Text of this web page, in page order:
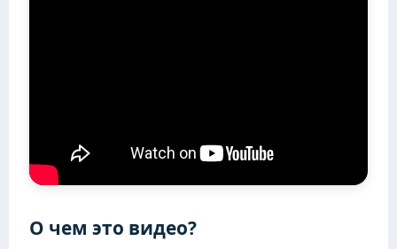
О чем это видео?